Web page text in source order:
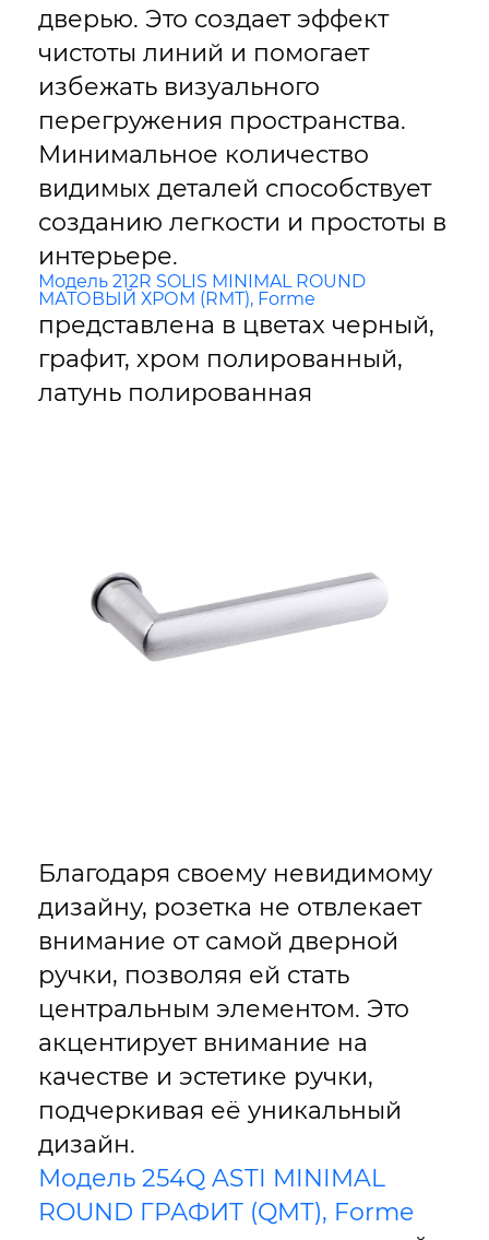
дверью. Это создает эффект
чистоты линий и помогает
избежать визуального
перегружения пространства.
Минимальное количество
видимых деталей способствует
созданию легкости и простоты в
интерьере.
Модель 212R SOLIS MINIMAL ROUND
МАТОВЫЙ ХРОМ (RMT), Forme
представлена в цветах черный,
графит, хром полированный,
латунь полированная
Благодаря своему невидимому
дизайну, розетка не отвлекает
внимание от самой дверной
ручки, позволяя ей стать
центральным элементом. Это
акцентирует внимание на
качестве и эстетике ручки,
подчеркивая её уникальный
дизайн.
Модель 254Q ASTI MINIMAL
ROUND ГРАФИТ (QMT), Forme